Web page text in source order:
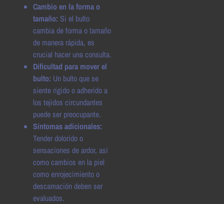
Cambio en la forma o
tamaño: Si el bulto
cambia de forma o tamaño
de manera rápida, es
crucial hacer una consulta.
Dificultad para mover el
bulto: Un bulto que se
siente rígido o adherido a
los tejidos circundantes
puede ser preocupante.
Síntomas adicionales:
Tender dolorido o
sensaciones de ardor, así
como cambios en la piel
como enrojecimiento o
descamación deben ser
evaluados.